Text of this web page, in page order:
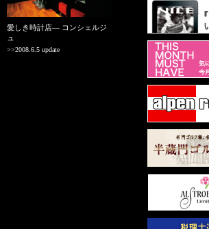
愛しき時計店― コンシェルジ
ュ
>>2008.6.5 update